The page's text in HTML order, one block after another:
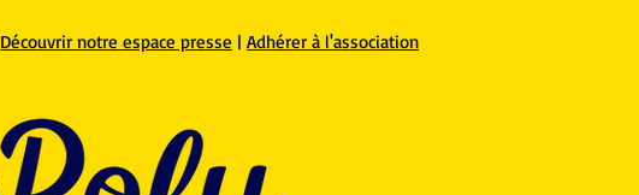
Découvrir notre espace presse | Adhérer à l'association